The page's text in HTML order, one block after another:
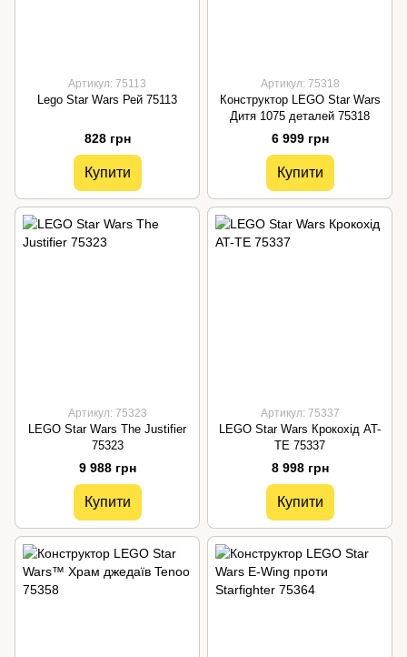
Артикул: 75113
Lego Star Wars Рей 75113
828 грн
Купити
Артикул: 75318
Конструктор LEGO Star Wars
Дитя 1075 деталей 75318
6 999 грн
Купити
Артикул: 75323
LEGO Star Wars The Justifier
75323
9 988 грн
Купити
Артикул: 75337
LEGO Star Wars Крокохід AT-
TE 75337
8 998 грн
Купити